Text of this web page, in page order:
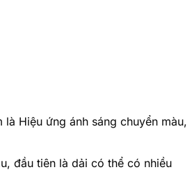
Hiệu ứng ánh sáng chuyển màu,
đầu tiên là dải có thể có nhiều